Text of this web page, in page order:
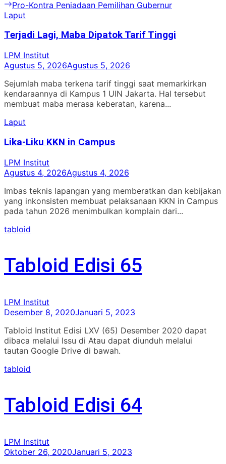
pos
post:
Next
post:
Pro-Kontra Peniadaan Pemilihan Gubernur
Laput
Terjadi Lagi, Maba Dipatok Tarif Tinggi
LPM Institut
Agustus 5, 2026Agustus 5, 2026
Sejumlah maba terkena tarif tinggi saat memarkirkan
kendaraannya di Kampus 1 UIN Jakarta. Hal tersebut
membuat maba merasa keberatan, karena...
Laput
Lika-Liku KKN in Campus
LPM Institut
Agustus 4, 2026Agustus 4, 2026
Imbas teknis lapangan yang memberatkan dan kebijakan
yang inkonsisten membuat pelaksanaan KKN in Campus
pada tahun 2026 menimbulkan komplain dari...
tabloid
Tabloid Edisi 65
LPM Institut
Desember 8, 2020Januari 5, 2023
Tabloid Institut Edisi LXV (65) Desember 2020 dapat
dibaca melalui Issu di Atau dapat diunduh melalui
tautan Google Drive di bawah.
tabloid
Tabloid Edisi 64
LPM Institut
Oktober 26, 2020Januari 5, 2023